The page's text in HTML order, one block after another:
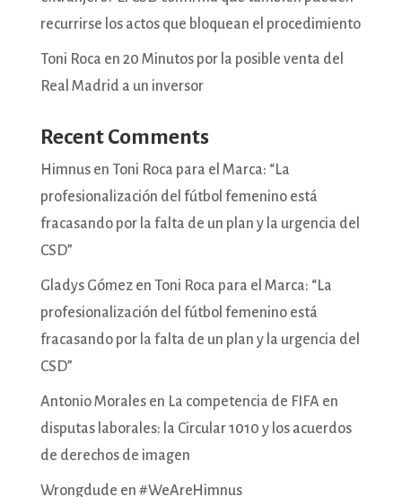
recurrirse los actos que bloquean el procedimiento
Toni Roca en 20 Minutos por la posible venta del
Real Madrid a un inversor
Recent Comments
Himnusen Toni Roca para el Marca: “La
profesionalización del fútbol femenino está
fracasando por la falta de un plan y la urgencia del
CSD”
Gladys Gómezen Toni Roca para el Marca: “La
profesionalización del fútbol femenino está
fracasando por la falta de un plan y la urgencia del
CSD”
Antonio Moralesen La competencia de FIFA en
disputas laborales: la Circular 1010 y los acuerdos
de derechos de imagen
Wrongdude en #WeAreHimnus